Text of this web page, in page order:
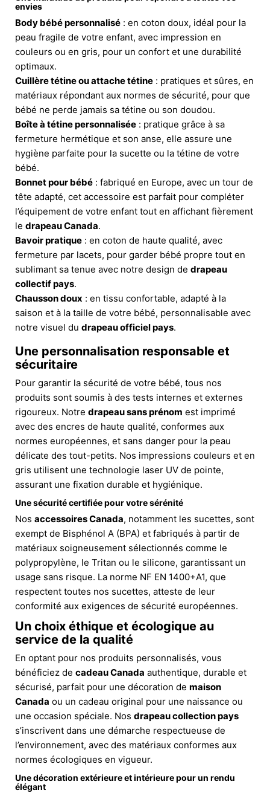
envies
Body bébé personnalisé : en coton doux, idéal pour la
peau fragile de votre enfant, avec impression en
couleurs ou en gris, pour un confort et une durabilité
optimaux.
Cuillère tétine ou attache tétine : pratiques et sûres, en
matériaux répondant aux normes de sécurité, pour que
bébé ne perde jamais sa tétine ou son doudou.
Boîte à tétine personnalisée : pratique grâce à sa
fermeture hermétique et son anse, elle assure une
hygiène parfaite pour la sucette ou la tétine de votre
bébé.
Bonnet pour bébé : fabriqué en Europe, avec un tour de
tête adapté, cet accessoire est parfait pour compléter
l’équipement de votre enfant tout en affichant fièrement
le drapeau Canada.
Bavoir pratique : en coton de haute qualité, avec
fermeture par lacets, pour garder bébé propre tout en
sublimant sa tenue avec notre design de drapeau
collectif pays.
Chausson doux : en tissu confortable, adapté à la
saison et à la taille de votre bébé, personnalisable avec
notre visuel du drapeau officiel pays.
Une personnalisation responsable et
sécuritaire
Pour garantir la sécurité de votre bébé, tous nos
produits sont soumis à des tests internes et externes
rigoureux. Notre drapeau sans prénom est imprimé
avec des encres de haute qualité, conformes aux
normes européennes, et sans danger pour la peau
délicate des tout-petits. Nos impressions couleurs et en
gris utilisent une technologie laser UV de pointe,
assurant une fixation durable et hygiénique.
Une sécurité certifiée pour votre sérénité
Nos accessoires Canada, notamment les sucettes, sont
exempt de Bisphénol A (BPA) et fabriqués à partir de
matériaux soigneusement sélectionnés comme le
polypropylène, le Tritan ou le silicone, garantissant un
usage sans risque. La norme NF EN 1400+A1, que
respectent toutes nos sucettes, atteste de leur
conformité aux exigences de sécurité européennes.
Un choix éthique et écologique au
service de la qualité
En optant pour nos produits personnalisés, vous
bénéficiez de cadeau Canada authentique, durable et
sécurisé, parfait pour une décoration de maison
Canada ou un cadeau original pour une naissance ou
une occasion spéciale. Nos drapeau collection pays
s’inscrivent dans une démarche respectueuse de
l’environnement, avec des matériaux conformes aux
normes écologiques en vigueur.
Une décoration extérieure et intérieure pour un rendu
élégant